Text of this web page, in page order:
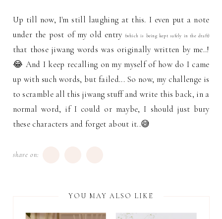
Up till now, I'm still laughing at this. I even put a note
under the post of my old entry
(which is being kept safely in the draft)
that those jiwang words was originally written by me..!
😂 And I keep recalling on my myself of how do I came
up with such words, but failed... So now, my challenge is
to scramble all this jiwang stuff and write this back, in a
normal word, if I could or maybe, I should just bury
these characters and forget about it..😅
share on:
YOU MAY ALSO LIKE